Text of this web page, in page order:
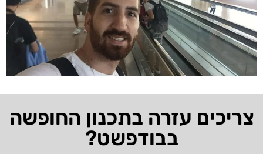
צריכים עזרה בתכנון החופשה
בבודפשט?